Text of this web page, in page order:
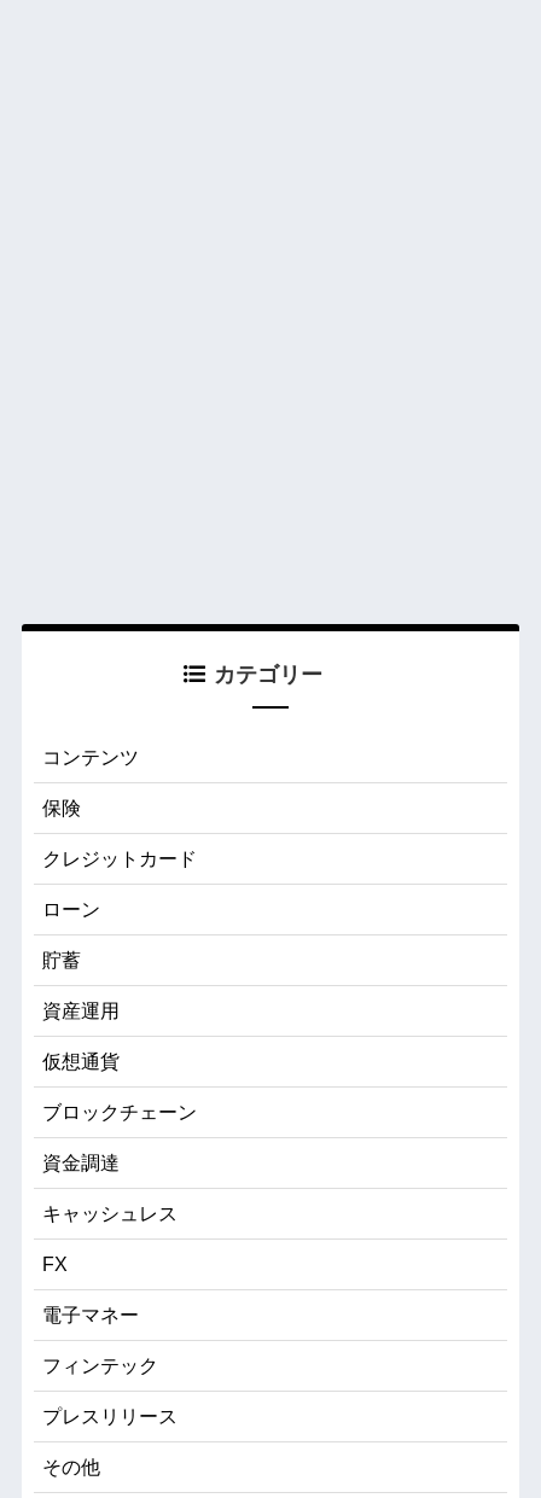
カテゴリー
コンテンツ
保険
クレジットカード
ローン
貯蓄
資産運用
仮想通貨
ブロックチェーン
資金調達
キャッシュレス
FX
電子マネー
フィンテック
プレスリリース
その他